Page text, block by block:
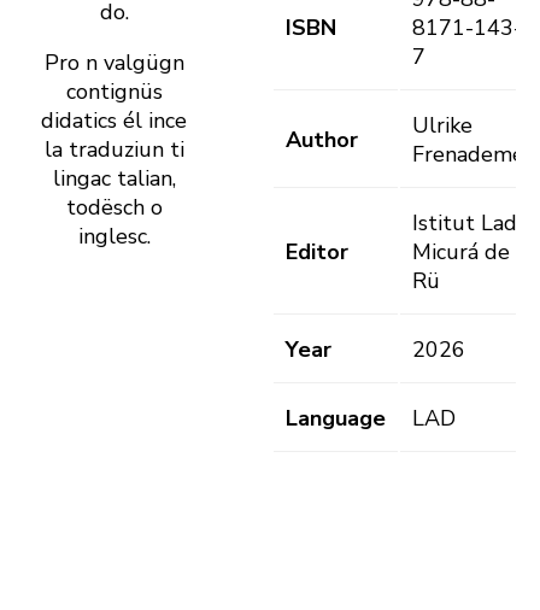
do.
Pro n valgügn
contignüs
didatics él ince
la traduziun ti
lingac talian,
todësch o
inglesc.
ISBN
8171-143-
7
Author
Ulrike
Frenademez
Editor
Istitut Ladin
Micurá de
Rü
Year 2026
Language LAD